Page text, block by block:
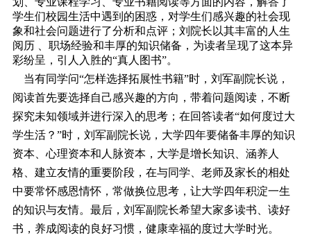
学生们校园生活中遇到的困惑，对学生们感兴趣的社会现
象和社会问题进行了分析和点评；刘院长以其丰富的人生
阅历 、职场经验和丰厚的知识储备，为读者呈现了这本异
彩纷呈，引人入胜的“真人图书”。
当有同学问“怎样选择拓展性书籍”时，刘军副院长说，
阅读首先要选择自己感兴趣的方向，带着问题阅读，不断
探究未知领域并进行深入的思考；在回答读者“如何度过大
学生活？”时，刘军副院长说，大学四年要储备丰厚的知识
资本、心理资本和人脉资本，大学是增长知识、涵养人
格、建立友情的重要阶段，在与同学、老师及家长的相处
中要常怀感恩情怀，常做换位思考，让大学四年积淀一生
的知识与友情。最后，刘军副院长希望大家多读书、读好
书，养成阅读的良好习惯，健康幸福的度过大学时光。